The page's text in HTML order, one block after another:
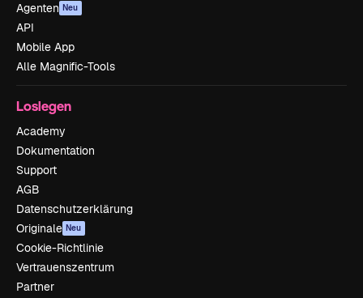
Agenten Neu
API
Mobile App
Alle Magnific-Tools
Loslegen
Academy
Dokumentation
Support
AGB
Datenschutzerklärung
Originale Neu
Cookie-Richtlinie
Vertrauenszentrum
Partner